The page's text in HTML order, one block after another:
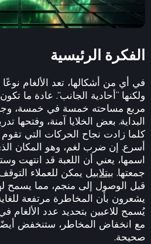
الفكرة الرئيسية
في أي من أشكالها، تعد الألغام
ولكنها “أحادية الجانب”. عادة ما
مربع مساحته خمسة في خمسة،
البداية. بعض الخلايا آمنة، وفتحها
كلما زادت نجاح الحركات التي
أسرع. إن ضرب لغم، وهو المكان
اسمها، يعني أن اللعبة قد انتهت
جمعتها. بيتلابيل يمكن للعملاء
قبل الوصول إلى منجم، مما يسمح
يشعرون بأن المخاطرة مرتفعة
يُسمح للاعبين بتحديد عدد الألغام
مع انخفاض المخاطر، ستنخفض
صحيحة.